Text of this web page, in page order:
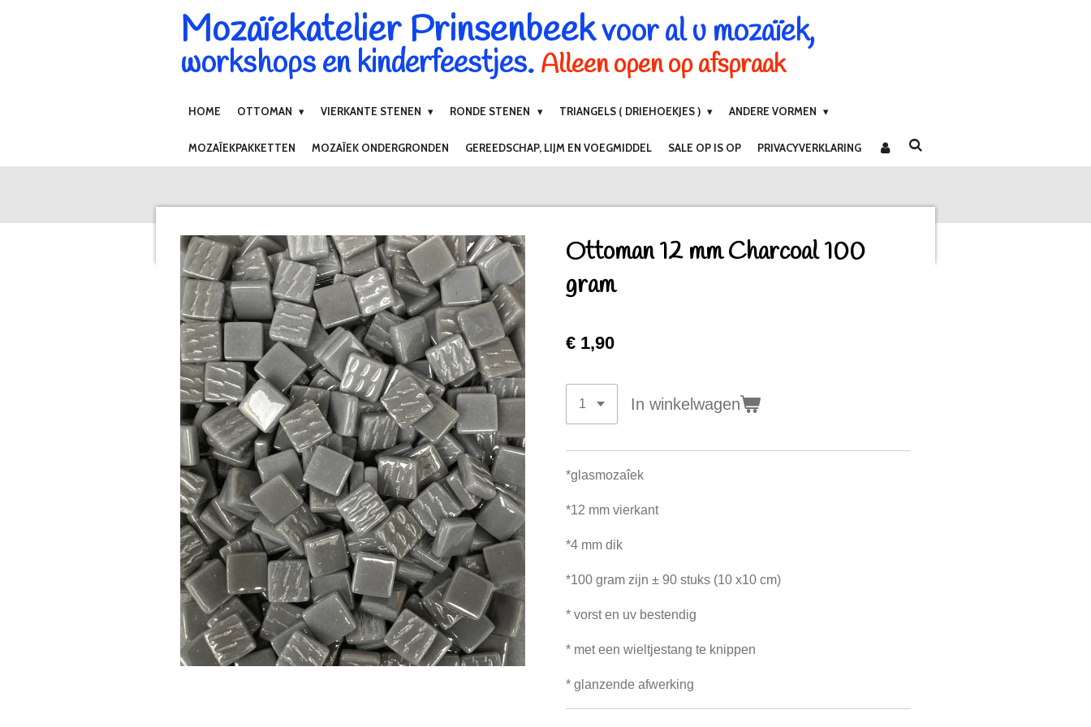
Mozaïekatelier Prinsenbeekvoor al u mozaïek,
workshops en kinderfeestjes. Alleen open op afspraak
HOME OTTOMAN VIERKANTE STENEN RONDE STENEN TRIANGELS ( DRIEHOEKJES ) ANDERE VORMEN
MOZAÏEKPAKKETTEN MOZAÏEK ONDERGRONDEN GEREEDSCHAP, LIJM EN VOEGMIDDEL SALE OP IS OP PRIVACYVERKLARING
Ottoman 12 mm Charcoal 100
gram
€ 1,90
In winkelwagen
*glasmozaîek
*12 mm vierkant
*4 mm dik
*100 gram zijn ± 90 stuks (10 x10 cm)
* vorst en uv bestendig
* met een wieltjestang te knippen
* glanzende afwerking